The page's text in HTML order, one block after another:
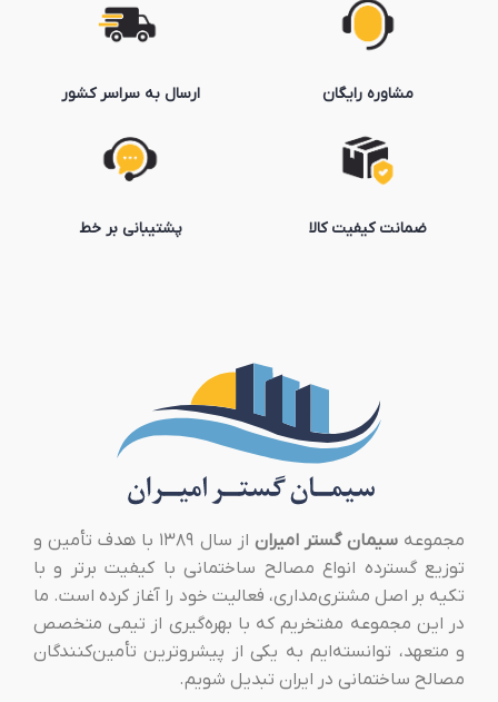
مشاوره رایگان
ضمانت کیفیت کالا
ارسال به سراسر کشور
پشتیبانی بر خط
مجموعهسیمان گستر امیران
از سال ۱۳۸۹ با هدف تأمین و
توزیع گسترده انواع مصالح ساختمانی با کیفیت برتر و با
تکیه بر اصل مشتری‌مداری، فعالیت خود را آغاز کرده است. ما
در این مجموعه مفتخریم که با بهره‌گیری از تیمی متخصص
و متعهد، توانسته‌ایم به یکی از پیشروترین تأمین‌کنندگان
مصالح ساختمانی در ایران تبدیل شویم.